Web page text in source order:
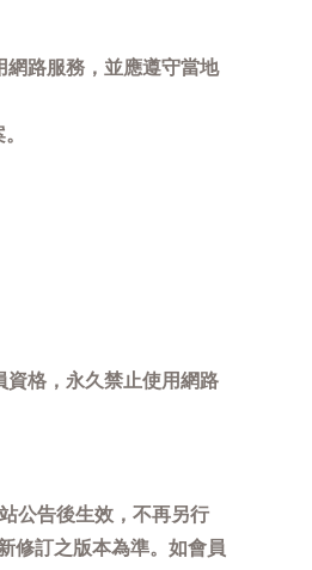
網路服務，並應遵守當地
資格，永久禁止使用網路
公告後生效，不再另行
修訂之版本為準。如會員